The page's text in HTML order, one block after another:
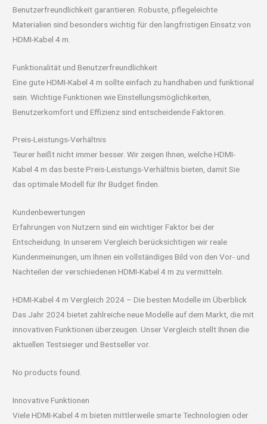
Benutzerfreundlichkeit garantieren. Robuste, pflegeleichte
Materialien sind besonders wichtig für den langfristigen Einsatz von
HDMI-Kabel 4 m.
Funktionalität und Benutzerfreundlichkeit
Eine gute HDMI-Kabel 4 m sollte einfach zu handhaben und funktional
sein. Wichtige Funktionen wie Einstellungsmöglichkeiten,
Benutzerkomfort und Effizienz sind entscheidende Faktoren.
Preis-Leistungs-Verhältnis
Teurer heißt nicht immer besser. Wir zeigen Ihnen, welche HDMI-
Kabel 4 m das beste Preis-Leistungs-Verhältnis bieten, damit Sie
das optimale Modell für Ihr Budget finden.
Kundenbewertungen
Erfahrungen von Nutzern sind ein wichtiger Faktor bei der
Entscheidung. In unserem Vergleich berücksichtigen wir reale
Kundenmeinungen, um Ihnen ein vollständiges Bild von den Vor- und
Nachteilen der verschiedenen HDMI-Kabel 4 m zu vermitteln.
HDMI-Kabel 4 m Vergleich 2024 – Die besten Modelle im Überblick
Das Jahr 2024 bietet zahlreiche neue Modelle auf dem Markt, die mit
innovativen Funktionen überzeugen. Unser Vergleich stellt Ihnen die
aktuellen Testsieger und Bestseller vor.
No products found.
Innovative Funktionen
Viele HDMI-Kabel 4 m bieten mittlerweile smarte Technologien oder